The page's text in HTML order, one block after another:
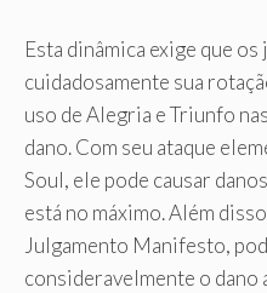
Esta dinâmica exige que
cuidadosamente sua
uso de Alegria e Triunfo
dano. Com seu ataque
Soul, ele pode causar
está no máximo. Além
Julgamento Manifesto,
consideravelmente o